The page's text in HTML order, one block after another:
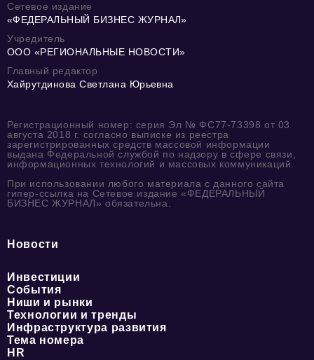
Сетевое издание
«ФЕДЕРАЛЬНЫЙ БИЗНЕС ЖУРНАЛ»
Учредитель
ООО «РЕГИОНАЛЬНЫЕ НОВОСТИ»
Главный редактор
Хайрутдинова Светлана Юрьевна
Регистрационный номер: серия Эл № ФС77-73398 от 03
августа 2018 г. согласно выписке из реестра
зарегистрированных средств массовой информации
выдана Федеральной службой по надзору в сфере связи,
информационных технологий и массовых коммуникаций.
При использовании любого материала с данного сайта
гипер-ссылка на Сетевое издание «ФЕДЕРАЛЬНЫЙ
БИЗНЕС ЖУРНАЛ» обязательна.
Новости
Инвестиции
События
Ниши и рынки
Технологии и тренды
Инфраструктура развития
Тема номера
HR